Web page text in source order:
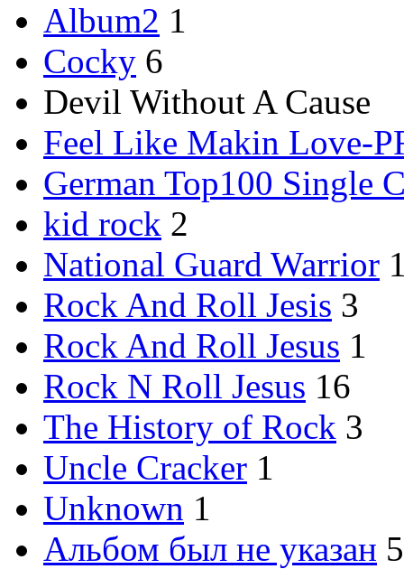
Album2 1
Cocky 6
Devil Without A Cause
Feel Like Makin Love-
German Top100 Single
kid rock 2
National Guard Warrior
Rock And Roll Jesis 3
Rock And Roll Jesus 1
Rock N Roll Jesus 16
The History of Rock 3
Uncle Cracker 1
Unknown 1
Альбом был не указан